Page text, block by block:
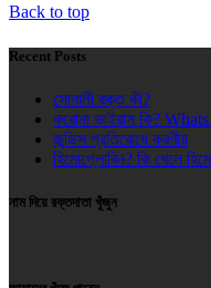
Back to top
Recent Posts
সোনালী রক্ত কী?
করোনা ভাইরাস কি?
জন্ডিস প্রতিরোধে করণীয়
হিমোগ্লোবিন? কি খেলে
নাম দিয়ে রক্তদাতা খুঁজুন